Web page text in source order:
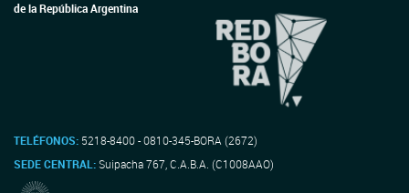
de la República Argentina
TELÉFONOS: 5218-8400 - 0810-345-BORA (2672)
SEDE CENTRAL:Suipacha 767, C.A.B.A. (C1008AAO)